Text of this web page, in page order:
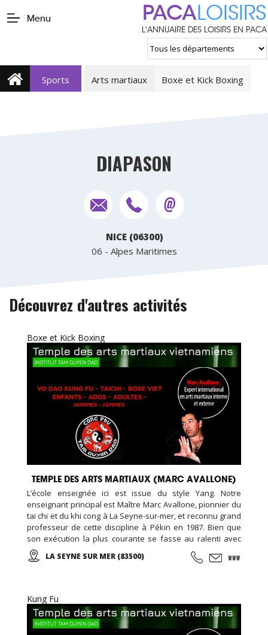
Menu PACALOISIRS
L'ANNUAIRE DES LOISIRS EN PACA
Sports Arts martiaux Boxe et Kick Boxing
DIAPASON
NICE (06300)
06 - Alpes Maritimes
Découvrez d'autres activités
Boxe et Kick Boxing
TEMPLE DES ARTS MARTIAUX (MARC AVALLONE)
L’école enseignée ici est issue du style Yang. Notre
enseignant principal est Maître Marc Avallone, pionnier du
tai chi et du khi cong à La Seyne-sur-mer, et reconnu grand
professeur de cette discipline à Pékin en 1987. Bien que
son exécution la plus courante se fasse au ralenti avec
des mouvements doux et unis entre eux, le thai cuc quyen
(taichi) peut s’exécuter de bien des manières différentes,
LA SEYNE SUR MER (83500)
Kung Fu